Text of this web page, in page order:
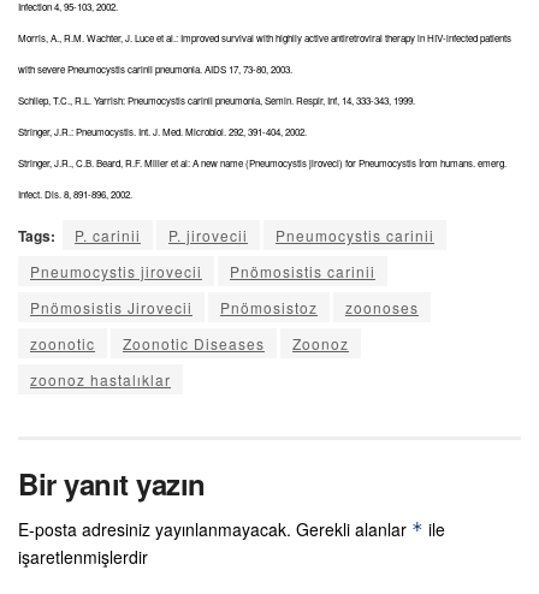
Infection 4, 95-103, 2002.
Morris, A., R.M. Wachter, J. Luce et al.: Improved survival with highliy active antiretroviral therapy in HIV-infected patients
with severe Pneumocystis carinii pneumonia. AIDS 17, 73-80, 2003.
Schliep, T.C., R.L. Yarrish: Pneumocystis carinii pneumonla, Semin. Respir, Inf, 14, 333-343, 1999.
Stringer, J.R.: Pneumocystis. Int. J. Med. Microbiol. 292, 391-404, 2002.
Stringer, J.R., C.B. Beard, R.F. Miller et al: A new name (Pneumocystis jiroveci) for Pneumocystis İrom humans. emerg.
Infect. Dis. 8, 891-896, 2002.
Tags: P. carinii P. jirovecii
Pneumocystis carinii
Pneumocystis jirovecii
Pnömosistis carinii
Pnömosistis Jirovecii
Pnömosistoz
zoonoses
zoonotic
Zoonotic Diseases
Zoonoz
zoonoz hastalıklar
Bir yanıt yazın
E-posta adresiniz yayınlanmayacak. Gerekli alanlar * ile
işaretlenmişlerdir